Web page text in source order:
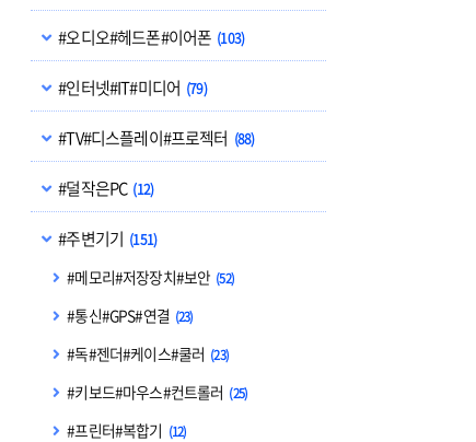
#오디오#헤드폰#이어폰 (103)
#인터넷#IT#미디어 (79)
#TV#디스플레이#프로젝터 (88)
#덜작은PC (12)
#주변기기 (151)
#메모리#저장장치#보안 (52)
#통신#GPS#연결 (23)
#독#젠더#케이스#쿨러 (23)
#키보드#마우스#컨트롤러 (25)
#프린터#복합기 (12)